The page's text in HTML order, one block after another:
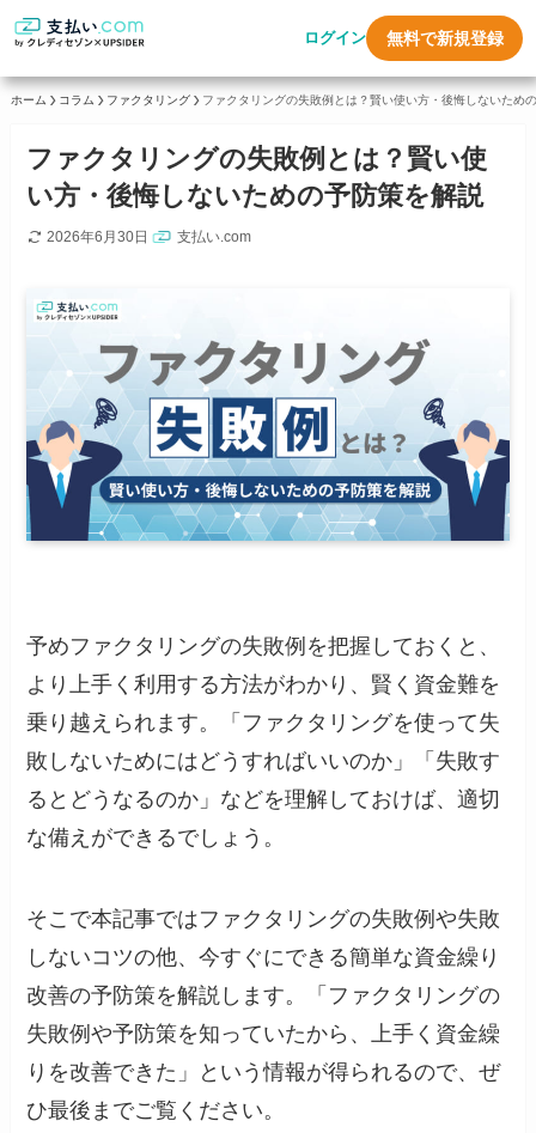
ログイン 無料で新規登録
ホーム コラム ファクタリング ファクタリングの失敗例とは？賢い使い方・後悔しないため
ファクタリングの失敗例とは？賢い使
い方・後悔しないための予防策を解説
2026年6月30日 支払い.com
予めファクタリングの失敗例を把握しておくと、
より上手く利用する方法がわかり、賢く資金難を
乗り越えられます。「ファクタリングを使って失
敗しないためにはどうすればいいのか」「失敗す
るとどうなるのか」などを理解しておけば、適切
な備えができるでしょう。
そこで本記事ではファクタリングの失敗例や失敗
しないコツの他、今すぐにできる簡単な資金繰り
改善の予防策を解説します。「ファクタリングの
失敗例や予防策を知っていたから、上手く資金繰
りを改善できた」という情報が得られるので、ぜ
ひ最後までご覧ください。